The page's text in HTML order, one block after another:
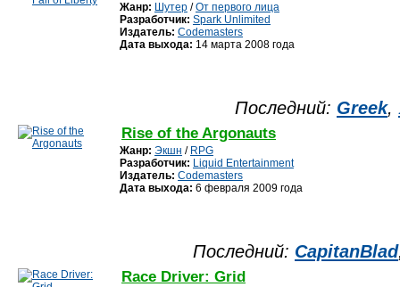
Жанр: Шутер /От первого лица
Разработчик: Spark Unlimited
Издатель: Codemasters
Дата выхода: 14 марта 2008 года
Последний: Greek,
Rise of the Argonauts
Жанр: Экшн / RPG
Разработчик: Liquid Entertainment
Издатель: Codemasters
Дата выхода: 6 февраля 2009 года
Последний: CapitanBlad
Race Driver: Grid